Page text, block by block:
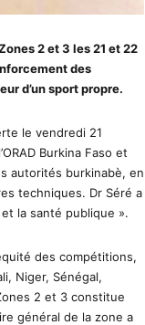
2 et 3 les 21 et 22
des
d’un sport propre.
le vendredi 21
Burkina Faso et
autorités burkinabè, en
techniques. Dr Séré a
la santé publique ».
des compétitions,
Niger, Sénégal,
2 et 3 constitue
général de la zone a